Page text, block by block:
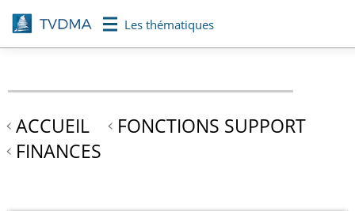
Aller
au
contenu
Les thématiques
ACCUEIL
FONCTIONS SUPPORT
FINANCES